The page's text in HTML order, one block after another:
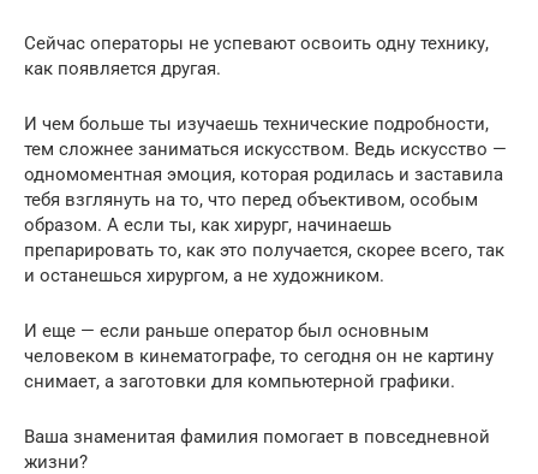
Сейчас операторы не успевают освоить одну технику,
как появляется другая.
И чем больше ты изучаешь технические подробности,
тем сложнее заниматься искусством. Ведь искусство —
одномоментная эмоция, которая родилась и заставила
тебя взглянуть на то, что перед объективом, особым
образом. А если ты, как хирург, начинаешь
препарировать то, как это получается, скорее всего, так
и останешься хирургом, а не художником.
И еще — если раньше оператор был основным
человеком в кинематографе, то сегодня он не картину
снимает, а заготовки для компьютерной графики.
Ваша знаменитая фамилия помогает в повседневной
жизни?